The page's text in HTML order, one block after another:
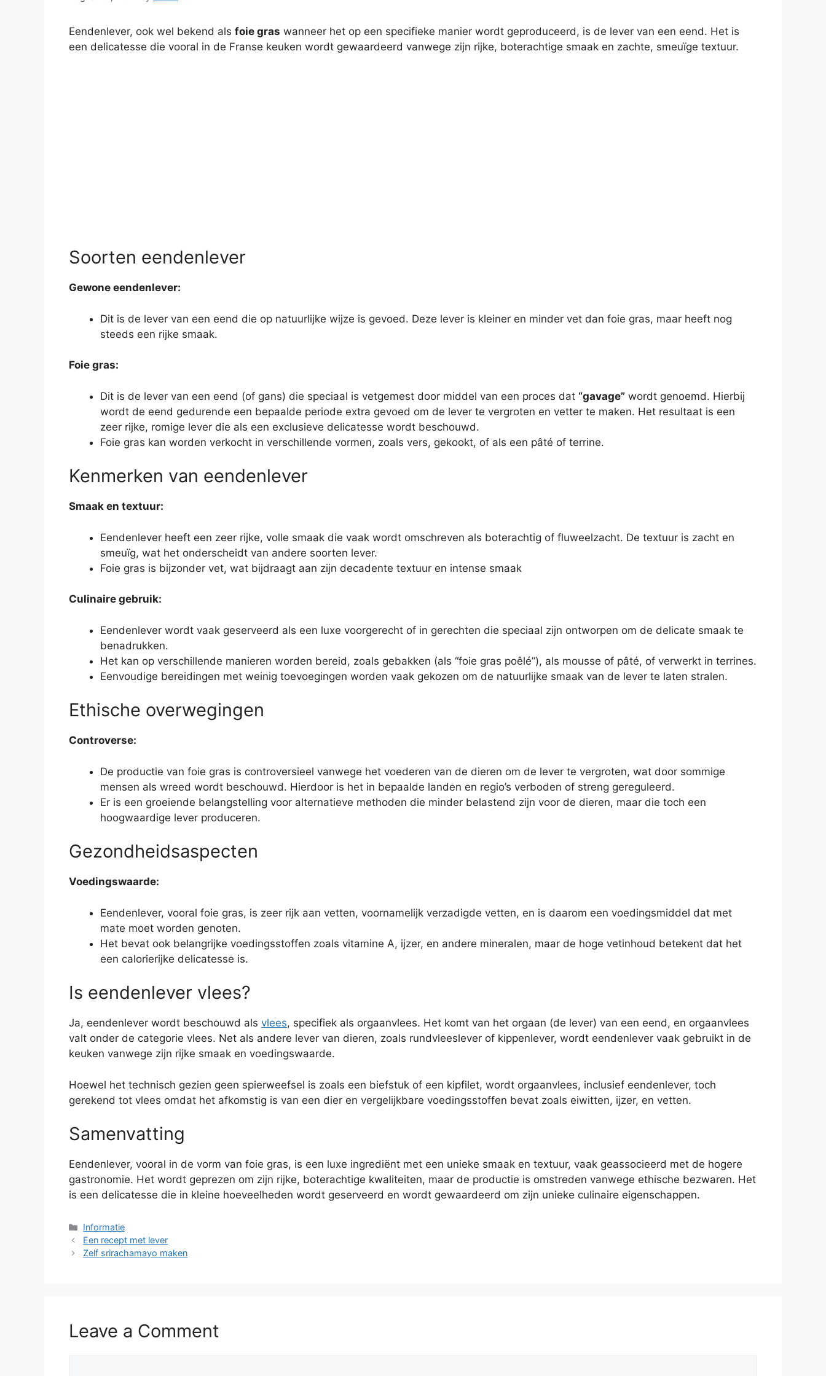
Eendenlever, ook wel bekend als foie gras wanneer het op een specifieke manier wordt geproduceerd, is de lever van een eend. Het is
een delicatesse die vooral in de Franse keuken wordt gewaardeerd vanwege zijn rijke, boterachtige smaak en zachte, smeuïge textuur.
Soorten eendenlever
Gewone eendenlever:
Dit is de lever van een eend die op natuurlijke wijze is gevoed. Deze lever is kleiner en minder vet dan foie gras, maar heeft nog
steeds een rijke smaak.
Foie gras:
Dit is de lever van een eend (of gans) die speciaal is vetgemest door middel van een proces dat “gavage” wordt genoemd. Hierbij
wordt de eend gedurende een bepaalde periode extra gevoed om de lever te vergroten en vetter te maken. Het resultaat is een
zeer rijke, romige lever die als een exclusieve delicatesse wordt beschouwd.
Foie gras kan worden verkocht in verschillende vormen, zoals vers, gekookt, of als een pâté of terrine.
Kenmerken van eendenlever
Smaak en textuur:
Eendenlever heeft een zeer rijke, volle smaak die vaak wordt omschreven als boterachtig of fluweelzacht. De textuur is zacht en
smeuïg, wat het onderscheidt van andere soorten lever.
Foie gras is bijzonder vet, wat bijdraagt aan zijn decadente textuur en intense smaak
Culinaire gebruik:
Eendenlever wordt vaak geserveerd als een luxe voorgerecht of in gerechten die speciaal zijn ontworpen om de delicate smaak te
benadrukken.
Het kan op verschillende manieren worden bereid, zoals gebakken (als “foie gras poêlé”), als mousse of pâté, of verwerkt in terrines.
Eenvoudige bereidingen met weinig toevoegingen worden vaak gekozen om de natuurlijke smaak van de lever te laten stralen.
Ethische overwegingen
Controverse:
De productie van foie gras is controversieel vanwege het voederen van de dieren om de lever te vergroten, wat door sommige
mensen als wreed wordt beschouwd. Hierdoor is het in bepaalde landen en regio’s verboden of streng gereguleerd.
Er is een groeiende belangstelling voor alternatieve methoden die minder belastend zijn voor de dieren, maar die toch een
hoogwaardige lever produceren.
Gezondheidsaspecten
Voedingswaarde:
Eendenlever, vooral foie gras, is zeer rijk aan vetten, voornamelijk verzadigde vetten, en is daarom een voedingsmiddel dat met
mate moet worden genoten.
Het bevat ook belangrijke voedingsstoffen zoals vitamine A, ijzer, en andere mineralen, maar de hoge vetinhoud betekent dat het
een calorierijke delicatesse is.
Is eendenlever vlees?
Ja, eendenlever wordt beschouwd als vlees, specifiek als orgaanvlees. Het komt van het orgaan (de lever) van een eend, en orgaanvlees
valt onder de categorie vlees. Net als andere lever van dieren, zoals rundvleeslever of kippenlever, wordt eendenlever vaak gebruikt in de
keuken vanwege zijn rijke smaak en voedingswaarde.
Hoewel het technisch gezien geen spierweefsel is zoals een biefstuk of een kipfilet, wordt orgaanvlees, inclusief eendenlever, toch
gerekend tot vlees omdat het afkomstig is van een dier en vergelijkbare voedingsstoffen bevat zoals eiwitten, ijzer, en vetten.
Samenvatting
Eendenlever, vooral in de vorm van foie gras, is een luxe ingrediënt met een unieke smaak en textuur, vaak geassocieerd met de hogere
gastronomie. Het wordt geprezen om zijn rijke, boterachtige kwaliteiten, maar de productie is omstreden vanwege ethische bezwaren. Het
is een delicatesse die in kleine hoeveelheden wordt geserveerd en wordt gewaardeerd om zijn unieke culinaire eigenschappen.
Informatie
Een recept met lever
Zelf srirachamayo maken
Leave a Comment